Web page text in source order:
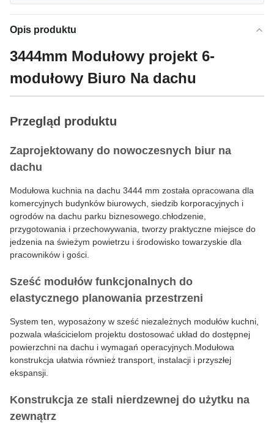
Opis produktu
3444mm Modułowy projekt 6-
modułowy Biuro Na dachu
Przegląd produktu
Zaprojektowany do nowoczesnych biur na
dachu
Modułowa kuchnia na dachu 3444 mm została opracowana dla
komercyjnych budynków biurowych, siedzib korporacyjnych i
ogrodów na dachu parku biznesowego.chłodzenie,
przygotowania i przechowywania, tworzy praktyczne miejsce do
jedzenia na świeżym powietrzu i środowisko towarzyskie dla
pracowników i gości.
Sześć modułów funkcjonalnych do
elastycznego planowania przestrzeni
System ten, wyposażony w sześć niezależnych modułów kuchni,
pozwala właścicielom projektu dostosować układ do dostępnej
powierzchni na dachu i wymagań operacyjnych.Modułowa
konstrukcja ułatwia również transport, instalacji i przyszłej
ekspansji.
Konstrukcja ze stali nierdzewnej do użytku na
zewnątrz